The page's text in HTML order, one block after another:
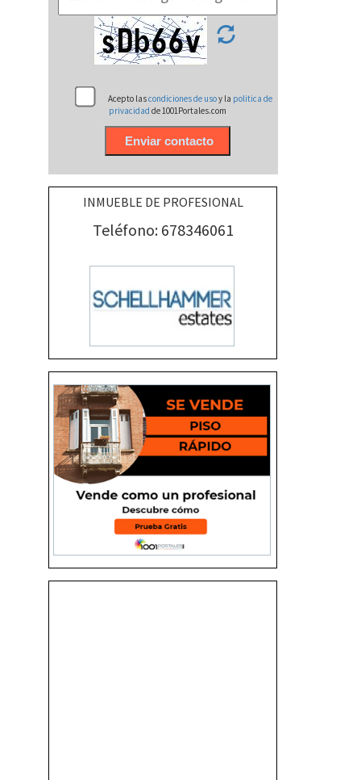
Acepto lascondiciones de usoy la politica de
privacidadde 1001Portales.com
INMUEBLE DE PROFESIONAL
Teléfono: 678346061